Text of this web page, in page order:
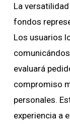
La
fondos
Los usuarios
evaluará
compromiso
personales.
experiencia a